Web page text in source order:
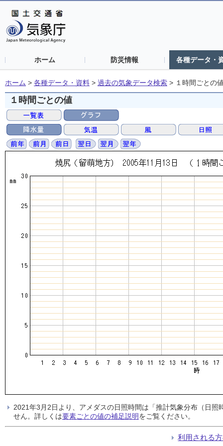
ホーム 防災情報 各種データ・
ホーム > 各種データ・資料 > 過去の気象データ検索 > １時間ごとの
１時間ごとの値
2021年3月2日より、アメダスの日照時間は「推計気象分布（日
せん。詳しくは要素ごとの値の補足説明をご覧ください。
利用される